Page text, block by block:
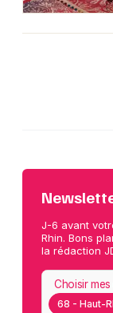
J-6 avant
Rhin. Bons
la rédaction
68 - Haut-
Choisir